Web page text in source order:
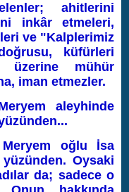
ahitlerini
inkâr etmeleri,
ve "Kalplerimiz
küfürleri
üzerine mühür
iman etmezler.
aleyhinde
oğlu İsa
Oysaki
da; sadece o